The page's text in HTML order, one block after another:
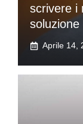
scrivere i
soluzione
Aprile 14,